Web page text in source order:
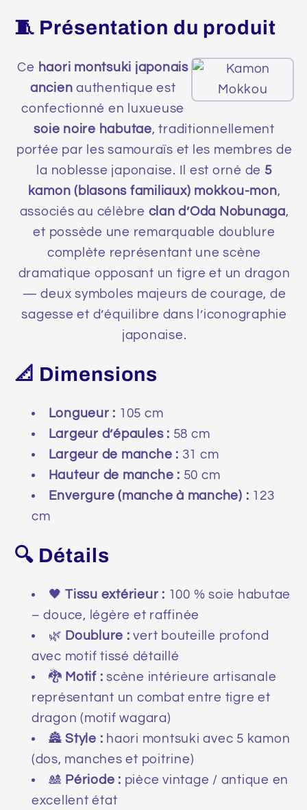
🧵 Présentation du produit
Ce haori montsuki japonais
ancien authentique est
confectionné en luxueuse
soie noire habutae, traditionnellement
portée par les samouraïs et les membres de
la noblesse japonaise. Il est orné de 5
kamon (blasons familiaux) mokkou-mon,
associés au célèbre clan d’Oda Nobunaga,
et possède une remarquable doublure
complète représentant une scène
dramatique opposant un tigre et un dragon
— deux symboles majeurs de courage, de
sagesse et d’équilibre dans l’iconographie
japonaise.
📐 Dimensions
Longueur : 105 cm
Largeur d’épaules : 58 cm
Largeur de manche : 31 cm
Hauteur de manche : 50 cm
Envergure (manche à manche) : 123
cm
🔍 Détails
🖤 Tissu extérieur : 100 % soie habutae
– douce, légère et raffinée
🌿 Doublure : vert bouteille profond
avec motif tissé détaillé
🐉 Motif : scène intérieure artisanale
représentant un combat entre tigre et
dragon (motif wagara)
🏯 Style : haori montsuki avec 5 kamon
(dos, manches et poitrine)
🎎 Période : pièce vintage / antique en
excellent état